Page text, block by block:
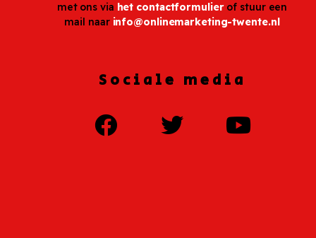
met ons via het contactformulierof stuur een
mail naar info@onlinemarketing-twente.nl
Sociale media